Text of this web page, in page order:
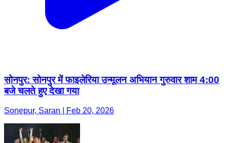
सोनपुर: सोनपुर में फाइलेरिया उन्मूलन अभियान गुरुवार शाम 4:00
बजे चलते हुए देखा गया
Sonepur, Saran | Feb 20, 2026